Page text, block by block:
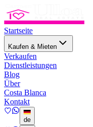
Startseite
Kaufen & Mieten
Verkaufen
Dienstleistungen
Blog
Über
Costa Blanca
Kontakt
de